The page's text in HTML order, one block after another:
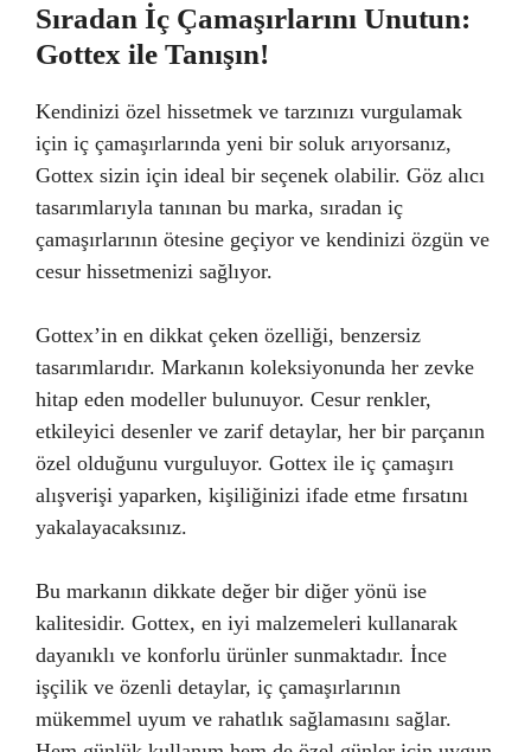
Sıradan İç Çamaşırlarını Unutun:
Gottex ile Tanışın!
Kendinizi özel hissetmek ve tarzınızı vurgulamak
için iç çamaşırlarında yeni bir soluk arıyorsanız,
Gottex sizin için ideal bir seçenek olabilir. Göz alıcı
tasarımlarıyla tanınan bu marka, sıradan iç
çamaşırlarının ötesine geçiyor ve kendinizi özgün ve
cesur hissetmenizi sağlıyor.
Gottex’in en dikkat çeken özelliği, benzersiz
tasarımlarıdır. Markanın koleksiyonunda her zevke
hitap eden modeller bulunuyor. Cesur renkler,
etkileyici desenler ve zarif detaylar, her bir parçanın
özel olduğunu vurguluyor. Gottex ile iç çamaşırı
alışverişi yaparken, kişiliğinizi ifade etme fırsatını
yakalayacaksınız.
Bu markanın dikkate değer bir diğer yönü ise
kalitesidir. Gottex, en iyi malzemeleri kullanarak
dayanıklı ve konforlu ürünler sunmaktadır. İnce
işçilik ve özenli detaylar, iç çamaşırlarının
mükemmel uyum ve rahatlık sağlamasını sağlar.